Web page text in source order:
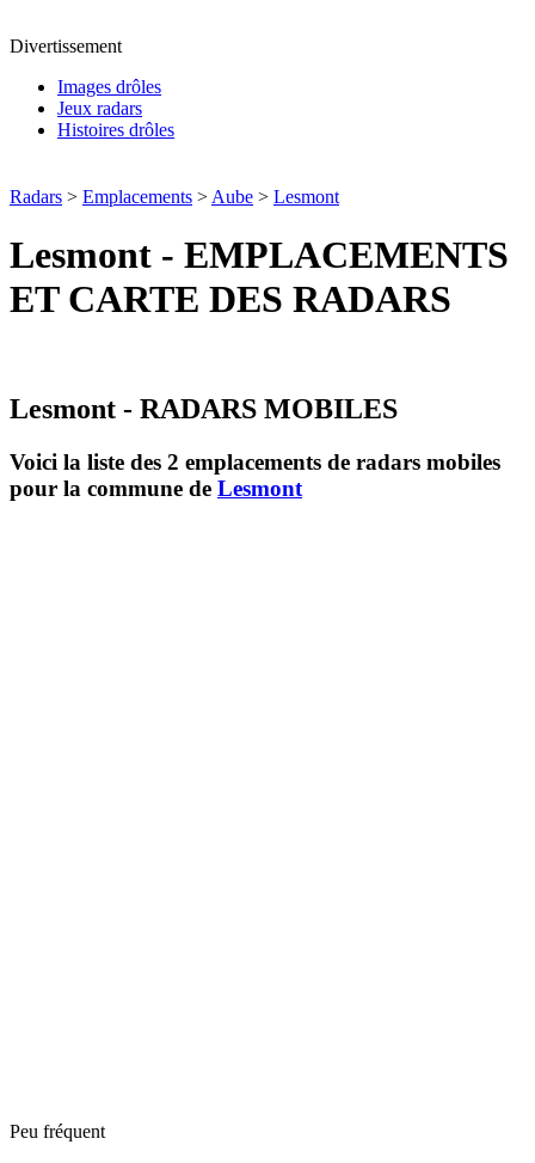
Divertissement
Images drôles
Jeux radars
Histoires drôles
Radars > Emplacements > Aube > Lesmont
Lesmont - EMPLACEMENTS
ET CARTE DES RADARS
Lesmont - RADARS MOBILES
Voici la liste des 2 emplacements de radars mobiles
pour la commune de Lesmont
Peu fréquent